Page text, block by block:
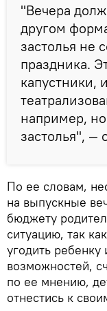
"Вечера
другом
застолья не
праздника.
капустники,
например,
застолья", —
По ее словам,
на выпускные
бюджету
ситуацию, так
угодить ребенку
возможностей,
по ее мнению,
отнестись к